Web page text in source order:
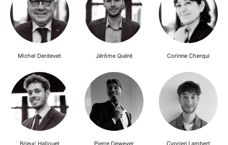
Michel Derdevet Jérôme Quéré Corinne Cherqui
Brieuc Hallouet Pierre Dewever Cyprien Lambert